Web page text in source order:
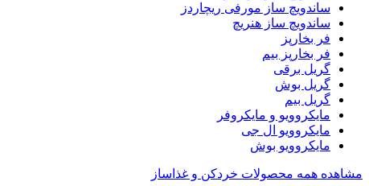
ساندویچ ساز مورفی ریچاردز
ساندویچ ساز هنریچ
فر بخارپز
فر بخارپز بیم
گریل برقی
گریل بوش
گریل بیم
مایکروویو و مایکروفر
مایکروویو ال جی
مایکروویو بوش
مشاهده همه محصولات خردکن و غذاساز